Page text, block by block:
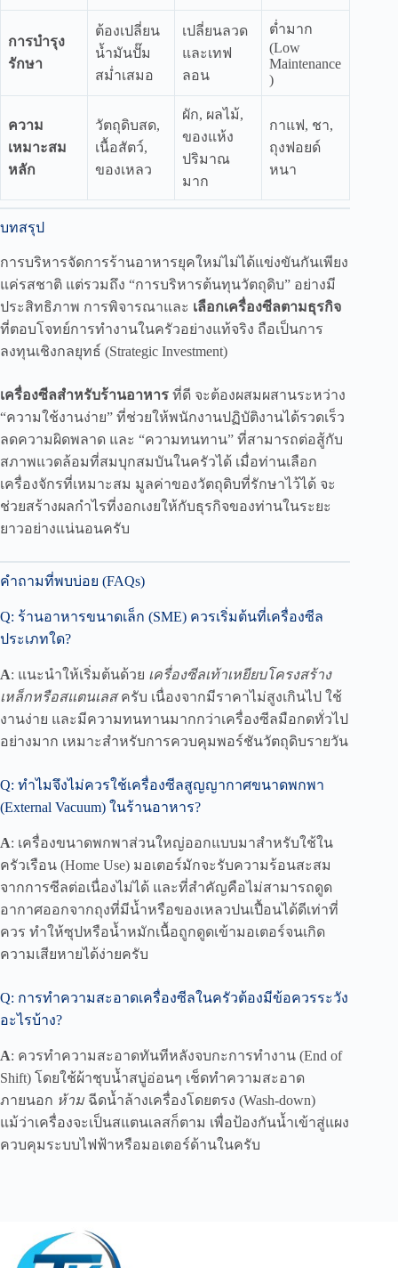
การบำรุง
รักษา
ต้องเปลี่ยน
น้ำมันปั๊ม
สม่ำเสมอ
เปลี่ยนลวด
และเทฟ
ลอน
ต่ำมาก
(Low
Maintenance
)
ความ
เหมาะสม
หลัก
วัตถุดิบสด,
เนื้อสัตว์,
ของเหลว
ผัก, ผลไม้,
ของแห้ง
ปริมาณ
มาก
กาแฟ, ชา,
ถุงฟอยด์
หนา
บทสรุป
การบริหารจัดการร้านอาหารยุคใหม่ไม่ได้แข่งขันกันเพียง
แค่รสชาติ แต่รวมถึง “การบริหารต้นทุนวัตถุดิบ” อย่างมี
ประสิทธิภาพ การพิจารณาและ เลือกเครื่องซีลตามธุรกิจ
ที่ตอบโจทย์การทำงานในครัวอย่างแท้จริง ถือเป็นการ
ลงทุนเชิงกลยุทธ์ (Strategic Investment)
เครื่องซีลสำหรับร้านอาหาร ที่ดี จะต้องผสมผสานระหว่าง
“ความใช้งานง่าย” ที่ช่วยให้พนักงานปฏิบัติงานได้รวดเร็ว
ลดความผิดพลาด และ “ความทนทาน” ที่สามารถต่อสู้กับ
สภาพแวดล้อมที่สมบุกสมบันในครัวได้ เมื่อท่านเลือก
เครื่องจักรที่เหมาะสม มูลค่าของวัตถุดิบที่รักษาไว้ได้ จะ
ช่วยสร้างผลกำไรที่งอกเงยให้กับธุรกิจของท่านในระยะ
ยาวอย่างแน่นอนครับ
คำถามที่พบบ่อย (FAQs)
Q: ร้านอาหารขนาดเล็ก (SME) ควรเริ่มต้นที่เครื่องซีล
ประเภทใด?
A: แนะนำให้เริ่มต้นด้วย เครื่องซีลเท้าเหยียบโครงสร้าง
เหล็กหรือสแตนเลสครับ เนื่องจากมีราคาไม่สูงเกินไป ใช้
งานง่าย และมีความทนทานมากกว่าเครื่องซีลมือกดทั่วไป
อย่างมาก เหมาะสำหรับการควบคุมพอร์ชันวัตถุดิบรายวัน
Q: ทำไมจึงไม่ควรใช้เครื่องซีลสูญญากาศขนาดพกพา
(External Vacuum) ในร้านอาหาร?
A: เครื่องขนาดพกพาส่วนใหญ่ออกแบบมาสำหรับใช้ใน
ครัวเรือน (Home Use) มอเตอร์มักจะรับความร้อนสะสม
จากการซีลต่อเนื่องไม่ได้ และที่สำคัญคือไม่สามารถดูด
อากาศออกจากถุงที่มีน้ำหรือของเหลวปนเปื้อนได้ดีเท่าที่
ควร ทำให้ซุปหรือน้ำหมักเนื้อถูกดูดเข้ามอเตอร์จนเกิด
ความเสียหายได้ง่ายครับ
Q: การทำความสะอาดเครื่องซีลในครัวต้องมีข้อควรระวัง
อะไรบ้าง?
A: ควรทำความสะอาดทันทีหลังจบกะการทำงาน (End of
Shift) โดยใช้ผ้าชุบน้ำสบู่อ่อนๆ เช็ดทำความสะอาด
ภายนอก ห้าม ฉีดน้ำล้างเครื่องโดยตรง (Wash-down)
แม้ว่าเครื่องจะเป็นสแตนเลสก็ตาม เพื่อป้องกันน้ำเข้าสู่แผง
ควบคุมระบบไฟฟ้าหรือมอเตอร์ด้านในครับ